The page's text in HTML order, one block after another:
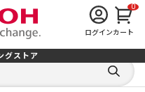
ログイン
0
カート
グストア
キ
検
索